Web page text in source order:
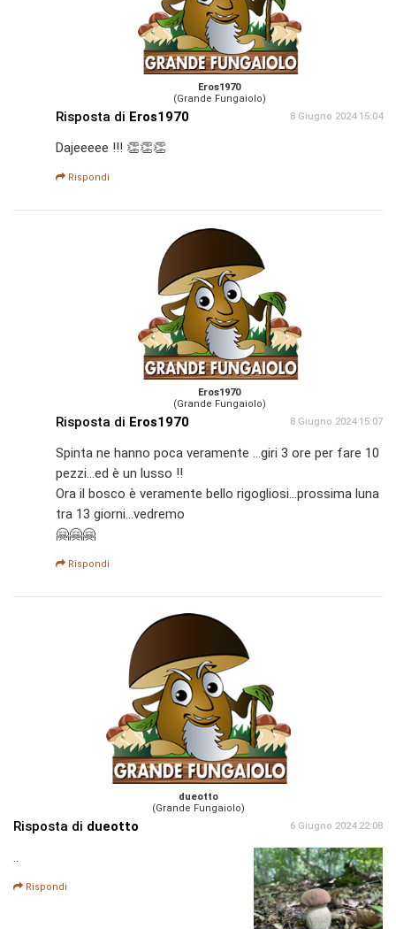
Eros1970
(Grande Fungaiolo)
Risposta di Eros1970 8 Giugno 2024 15:04
Dajeeeee !!! 👏👏👏
Rispondi
Eros1970
(Grande Fungaiolo)
Risposta di Eros1970 8 Giugno 2024 15:07
Spinta ne hanno poca veramente ...giri 3 ore per fare 10
pezzi...ed è un lusso !!
Ora il bosco è veramente bello rigogliosi...prossima luna
tra 13 giorni...vedremo
🤗🤗🤗
Rispondi
dueotto
(Grande Fungaiolo)
Risposta di dueotto 6 Giugno 2024 22:08
..
Rispondi